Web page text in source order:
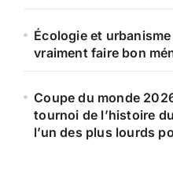
Écologie et
vraiment faire bon
Coupe du monde
tournoi de l’histoire
l’un des plus lourds